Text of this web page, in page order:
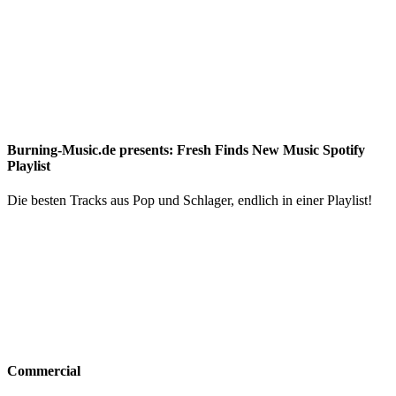
Burning-Music.de presents: Fresh Finds New Music Spotify
Playlist
Die besten Tracks aus Pop und Schlager, endlich in einer Playlist!
Commercial